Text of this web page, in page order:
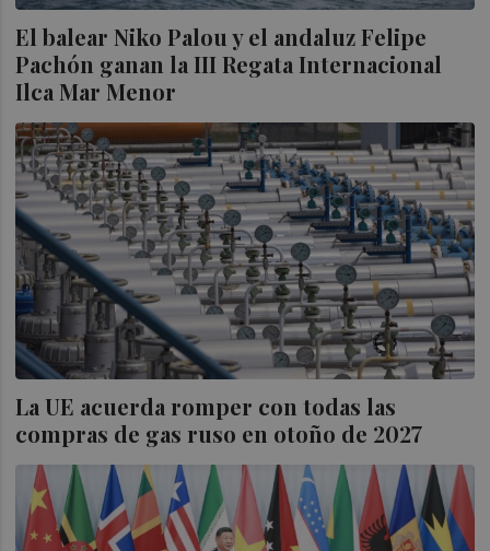
El balear Niko Palou y el andaluz Felipe
Pachón ganan la III Regata Internacional
Ilca Mar Menor
La UE acuerda romper con todas las
compras de gas ruso en otoño de 2027